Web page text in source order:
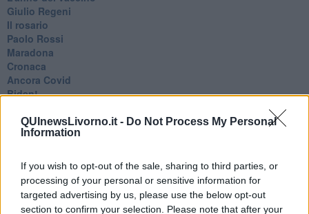
QUInewsLivorno.it - Do Not Process My Personal
Information
If you wish to opt-out of the sale, sharing to third parties, or
processing of your personal or sensitive information for
targeted advertising by us, please use the below opt-out
section to confirm your selection. Please note that after your
Giulio Regeni
​Il rosario
Paolo Rossi
Maradona
Cronaca
​Ancora Covid
​Biden!
​Ancora Francesco
Rieccoci
Francesco
Suarez
​Il responso